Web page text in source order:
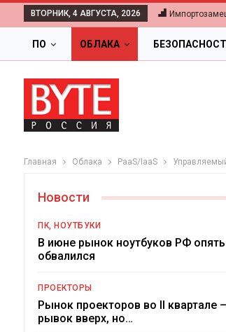
ВТОРНИК, 4 АВГУСТА, 2026
ПО ОБЛАКА
Главная Облака PaaS/IaaS
Новости
ПК, НОУТБУКИ
В июне рынок ноутбуков РФ опять
обвалился
ПРОЕКТОРЫ
Рынок проекторов во II квартале –
рывок вверх, но…